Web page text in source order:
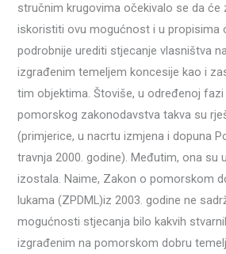
stručnim krugovima očekivalo se da će
iskoristiti ovu mogućnost i u propisima
podrobnije urediti stjecanje vlasništva
izgrađenim temeljem koncesije kao i
tim objektima. Štoviše, u određenoj fazi
pomorskog zakonodavstva takva su
(primjerice, u nacrtu izmjena i dopuna
travnja 2000. godine). Međutim, ona su
izostala. Naime, Zakon o pomorskom
lukama (ZPDML)iz 2003. godine ne
mogućnosti stjecanja bilo kakvih
izgrađenim na pomorskom dobru